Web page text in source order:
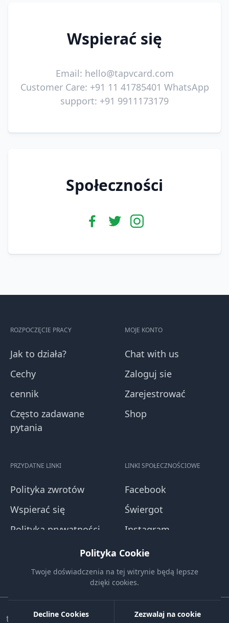
Wspierać się
Email: hello@tapvcard.com
Customer Care: +91 11 41785401 WhatsApp
support: +91 9911173179
Społeczności
Polityka Cookie
Twoje doświadczenia na tej witrynie będą lepsze
dzięki cookies.
Decline Cookies Zezwalaj na cookie
ROZPOCZĘCIE PRACY
Jak to działa?
Cechy
cennik
Często zadawane
pytania
MOJE KONTO
Chat with us
Zaloguj sie
Zarejestrować
Shop
PRZYDATNE LINKI
Polityka zwrotów
Wspierać się
Polityka prywatności
Zasady i warunki
LINKI SPOŁECZNOŚCIOWE
Facebook
Świergot
Instagram
Youtube
Blog
tapvcard.com. Wszelkie prawa zastrzeżone.